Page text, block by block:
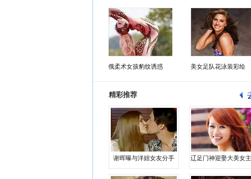
俄柔术女孩豹纹诱惑 美女足队花泳装彩绘
精彩推荐
谢晖曝与洋妞女友分手 辽足门神迎娶大美女